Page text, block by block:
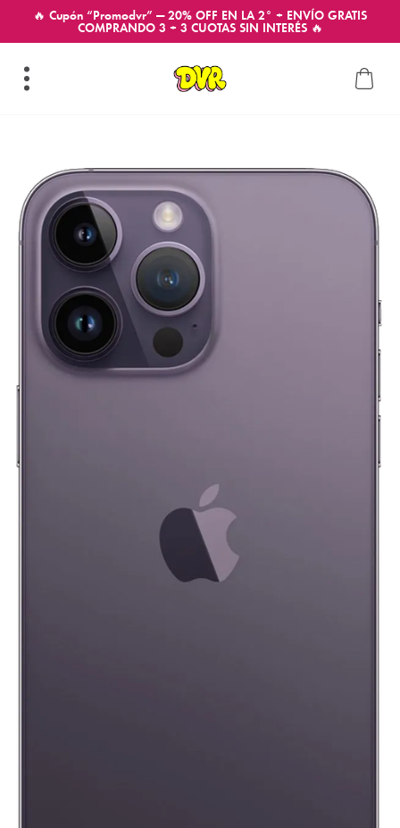
🔥 Cupón “Promodvr” — 20% OFF EN LA 2° + ENVÍO GRATIS
COMPRANDO 3 + 3 CUOTAS SIN INTERÉS 🔥